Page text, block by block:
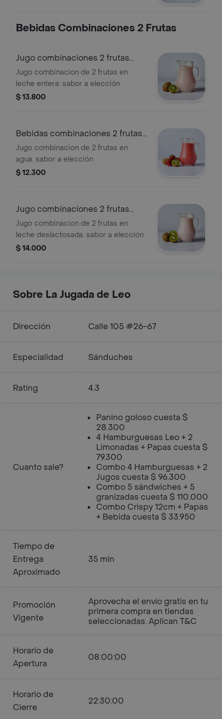
Bebidas Combinaciones 2 Frutas
Jugo combinaciones 2 frutas
leche entera
Jugo combinacion de 2 frutas en
leche entera. sabor a elección
$ 13.800
Bebidas combinaciones 2 frutas
en agua
Jugo combinacion de 2 frutas en
agua. sabor a elección
$ 12.300
Jugo combinaciones 2 frutas
leche deslac
Jugo combinacion de 2 frutas en
leche deslactosada. sabor a elección
$ 14.000
Sobre La Jugada de Leo
Dirección Calle 105 #26-67
Especialidad Sánduches
Rating 4.3
Cuanto sale?
Panino goloso cuesta $
28.300
4 Hamburguesas Leo + 2
Limonadas + Papas cuesta $
79.300
Combo 4 Hamburguesas + 2
Jugos cuesta $ 96.300
Combo 5 sándwiches + 5
granizadas cuesta $ 110.000
Combo Crispy 12cm + Papas
+ Bebida cuesta $ 33.950
Tiempo de
Entrega
Aproximado
35 min
Promoción
Vigente
Aprovecha el envío gratis en tu
primera compra en tiendas
seleccionadas. Aplican T&C
Horario de
Apertura
08:00:00
Horario de
Cierre
22:30:00